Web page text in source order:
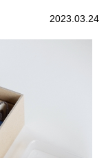
2023.03.24